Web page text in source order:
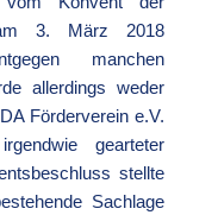
3. März 2018
manchen
allerdings weder
Förderverein e.V.
gearteter
stellte
Sachlage